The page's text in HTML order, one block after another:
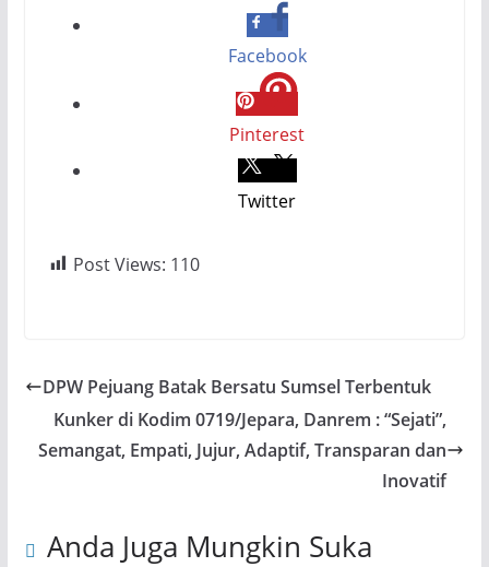
Facebook
Pinterest
Twitter
Post Views: 110
DPW Pejuang Batak Bersatu Sumsel Terbentuk
Kunker di Kodim 0719/Jepara, Danrem : “Sejati”,
Semangat, Empati, Jujur, Adaptif, Transparan dan
Inovatif
Anda Juga Mungkin Suka